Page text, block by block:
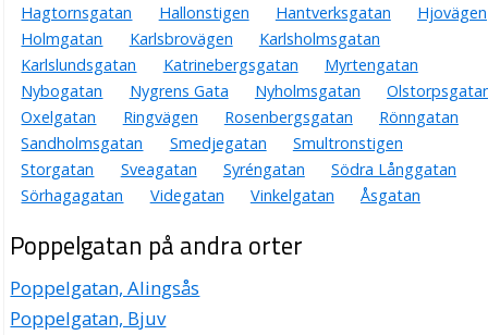
Hagtornsgatan
Hallonstigen Hantverksgatan
Hjovägen
Holmgatan
Karlsbrovägen
Karlsholmsgatan
Karlslundsgatan
Katrinebergsgatan
Myrtengatan
Nybogatan
Nygrens Gata Nyholmsgatan
Oxelgatan
Ringvägen Rosenbergsgatan
Rönngatan
Sandholmsgatan
Smedjegatan
Smultronstigen
Storgatan
Sveagatan Syréngatan
Södra Långgatan
Sörhagagatan
Videgatan Vinkelgatan Åsgatan
Poppelgatan på andra orter
Poppelgatan, Alingsås
Poppelgatan, Bjuv